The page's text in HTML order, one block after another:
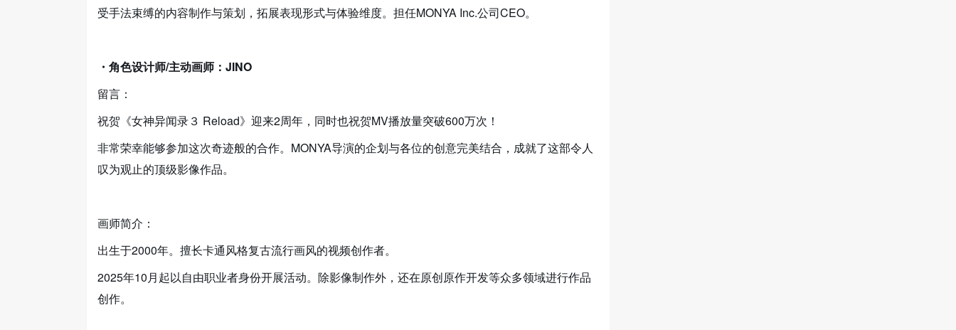
受手法束缚的内容制作与策划，拓展表现形式与体验维度。担任MONYA Inc.公司CEO。
・角色设计师/主动画师：JINO
留言：
祝贺《女神异闻录３ Reload》迎来2周年，同时也祝贺MV播放量突破600万次！
非常荣幸能够参加这次奇迹般的合作。MONYA导演的企划与各位的创意完美结合，成就了这部令人
叹为观止的顶级影像作品。
画师简介：
出生于2000年。擅长卡通风格复古流行画风的视频创作者。
2025年10月起以自由职业者身份开展活动。除影像制作外，还在原创原作开发等众多领域进行作品
创作。